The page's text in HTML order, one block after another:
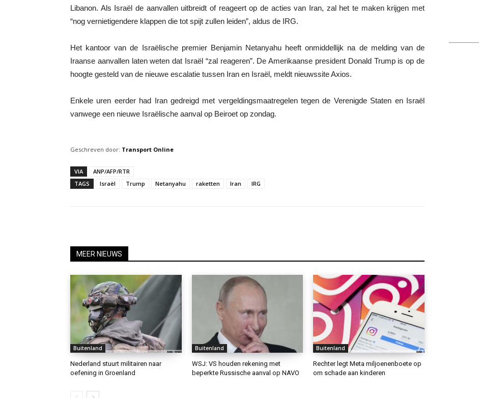
Libanon. Als Israël de aanvallen uitbreidt of reageert op de acties van Iran, zal het te maken krijgen met
“nog vernietigendere klappen die tot spijt zullen leiden”, aldus de IRG.
Het kantoor van de Israëlische premier Benjamin Netanyahu heeft onmiddellijk na de melding van de
Iraanse aanvallen laten weten dat Israël “zal reageren”. De Amerikaanse president Donald Trump is op de
hoogte gesteld van de nieuwe escalatie tussen Iran en Israël, meldt nieuwssite Axios.
Enkele uren eerder had Iran gedreigd met vergeldingsmaatregelen tegen de Verenigde Staten en Israël
vanwege een nieuwe Israëlische aanval op Beiroet op zondag.
Geschreven door: Transport Online
VIA
ANP/AFP/RTR
TAGS
Israël Trump Netanyahu raketten Iran IRG
MEER NIEUWS
Buitenland
Nederland stuurt militairen naar
oefening in Groenland
Buitenland
WSJ: VS houden rekening met
beperkte Russische aanval op NAVO
Buitenland
Rechter legt Meta miljoenenboete op
om schade aan kinderen